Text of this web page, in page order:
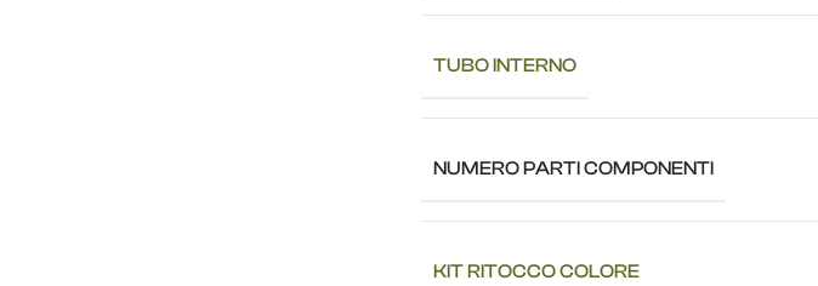
TUBO INTERNO
NUMERO PARTI COMPONENTI
KIT RITOCCO COLORE